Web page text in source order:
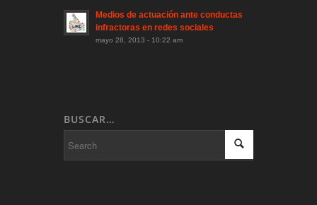
Medios de actuación ante conductas
infractoras en redes sociales
mayo 28, 2013 - 10:22 am
BUSCAR…